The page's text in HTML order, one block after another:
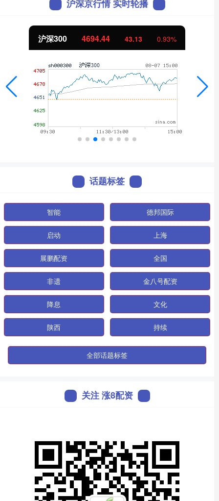
沪深京行情 实时轮播
沪深300 4694.44 43.13 0.93%
话题标签
智能 德邦国际
启动 上海
展鹏配资 全国
非遗 金八号配资
降息 文化
陕西 持续
全部话题标签
关注 涨8配资